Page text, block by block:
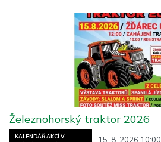
KALENDÁŘ AKCÍ V
15. 8. 2026 10:00
Železnohorský traktor 2026